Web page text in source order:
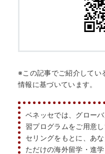
※この記事でご紹介して
情報に基づいています。
ベネッセでは、グロー
習プログラムをご用意
セリングをもとに、あ
ただけの海外留学・進